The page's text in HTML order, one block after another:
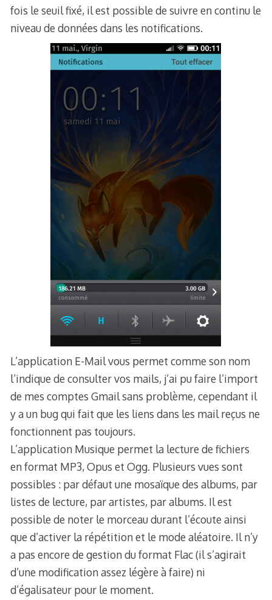
fois le seuil fixé, il est possible de suivre en continu le
niveau de données dans les notifications.
L’application E-Mail vous permet comme son nom
l’indique de consulter vos mails, j’ai pu faire l’import
de mes comptes Gmail sans problème, cependant il
y a un bug qui fait que les liens dans les mail reçus ne
fonctionnent pas toujours.
L’application Musique permet la lecture de fichiers
en format MP3, Opus et Ogg. Plusieurs vues sont
possibles : par défaut une mosaïque des albums, par
listes de lecture, par artistes, par albums. Il est
possible de noter le morceau durant l’écoute ainsi
que d’activer la répétition et le mode aléatoire. Il n’y
a pas encore de gestion du format Flac (il s’agirait
d’une modification assez légère à faire) ni
d’égalisateur pour le moment.